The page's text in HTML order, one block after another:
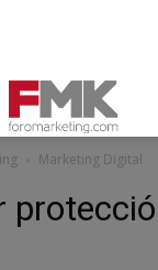
Marketing Digital